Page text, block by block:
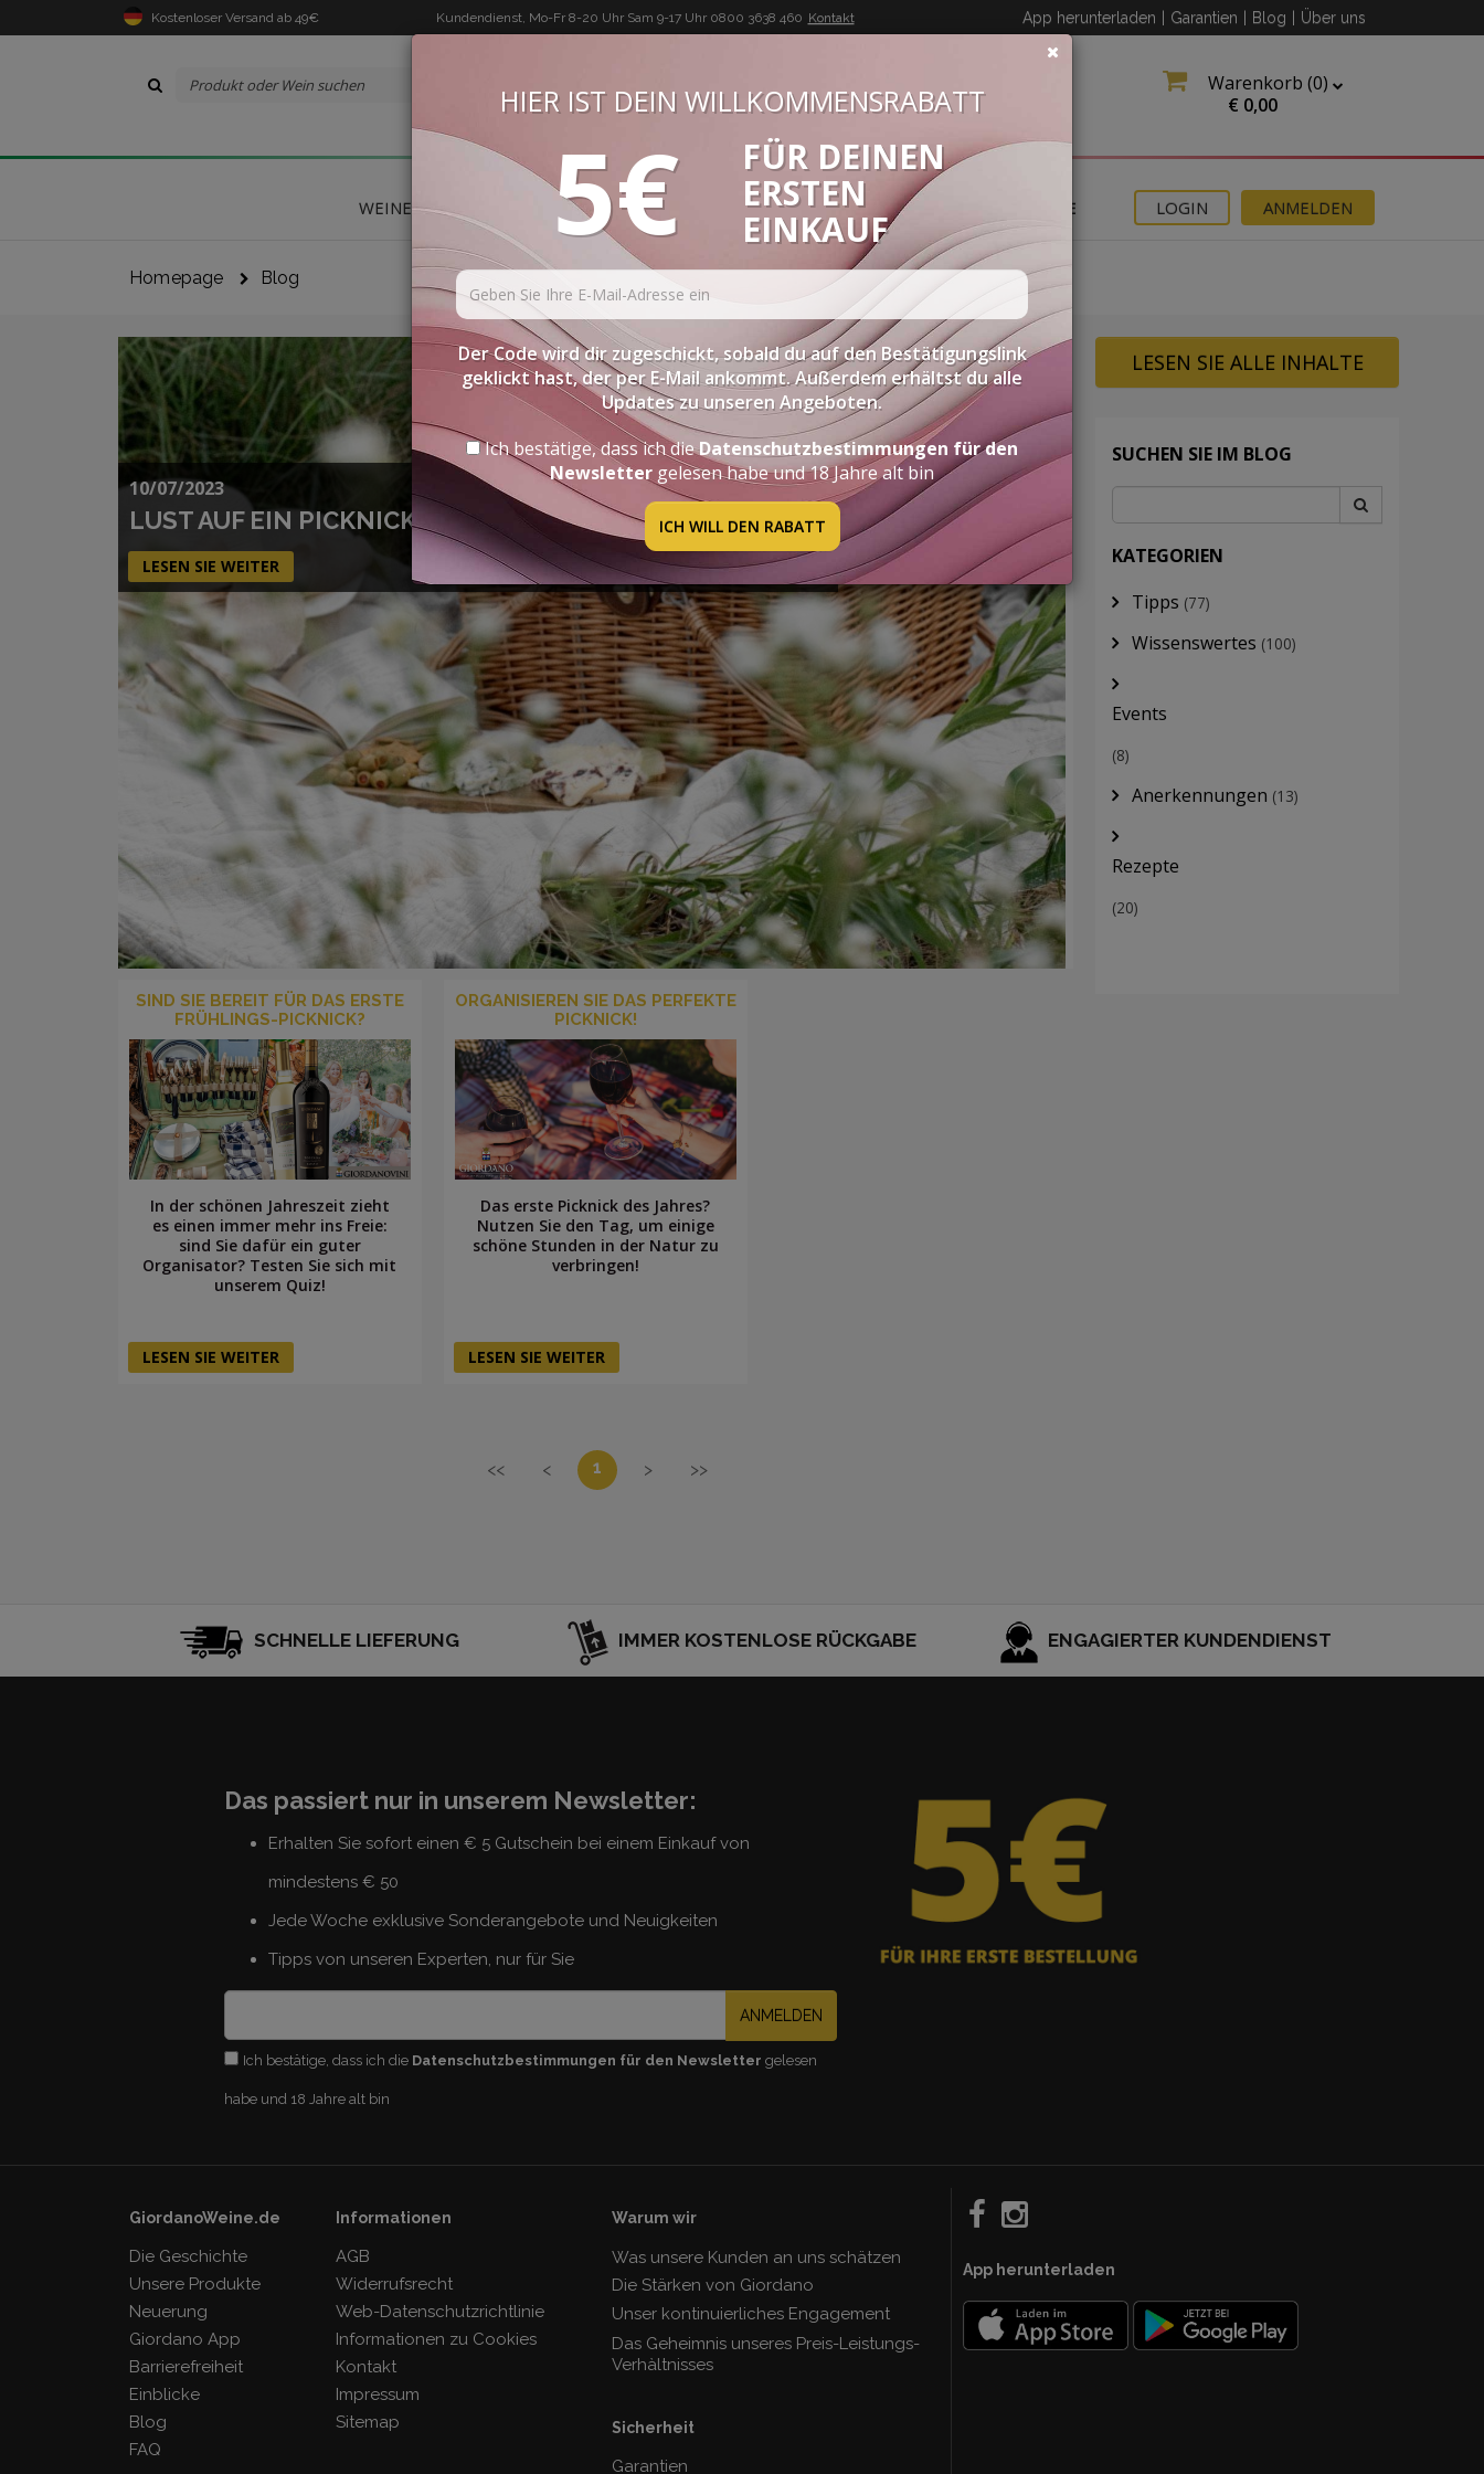
Kostenloser Versand ab 49€ Kundendienst, Mo-Fr 8-20 Uhr Sam 9-17 Uhr0800 3638 460 Kontakt App herunterladen Garantien Blog Über uns
Warenkorb (0)
€ 0,00
BUON VINO, BUONA VITA
WEINE DELIKATESSEN PROBIERPAKETE SPIRITOUSEN ZUBEHÖR ANGEBOTE ANMELDEN
LOGIN
Homepage Blog
10/07/2023
LUST AUF EIN PICKNICK ? HIER SIND DIE IDEALEN TOASTS
LESEN SIE WEITER
SIND SIE BEREIT FÜR DAS ERSTE
FRÜHLINGS-PICKNICK?
In der schönen Jahreszeit zieht
es einen immer mehr ins Freie:
sind Sie dafür ein guter
Organisator? Testen Sie sich mit
unserem Quiz!
LESEN SIE WEITER
ORGANISIEREN SIE DAS PERFEKTE
PICKNICK!
Das erste Picknick des Jahres?
Nutzen Sie den Tag, um einige
schöne Stunden in der Natur zu
verbringen!
LESEN SIE WEITER
LESEN SIE ALLE INHALTE
SUCHEN SIE IM BLOG
KATEGORIEN
Tipps (77)
Wissenswertes (100)
Events
(8)
Anerkennungen (13)
Rezepte
(20)
<< < 1 > >>
SCHNELLE LIEFERUNG IMMER KOSTENLOSE RÜCKGABE ENGAGIERTER KUNDENDIENST
Das passiert nur in unserem Newsletter:
Erhalten Sie sofort einen € 5 Gutschein bei einem Einkauf von
mindestens € 50
Jede Woche exklusive Sonderangebote und Neuigkeiten
Tipps von unseren Experten, nur für Sie
ANMELDEN
Ich bestätige, dass ich die Datenschutzbestimmungen für den Newsletter gelesen
habe und 18 Jahre alt bin
GiordanoWeine.de
Die Geschichte
Unsere Produkte
Neuerung
Giordano App
Barrierefreiheit
Einblicke
Blog
FAQ
Informationen
AGB
Widerrufsrecht
Web-Datenschutzrichtlinie
Informationen zu Cookies
Kontakt
Impressum
Sitemap
Warum wir
Was unsere Kunden an uns schätzen
Die Stärken von Giordano
Unser kontinuierliches Engagement
Das Geheimnis unseres Preis-Leistungs-
Verhàltnisses
Sicherheit
Garantien
App herunterladen
HIER IST DEIN WILLKOMMENSRABATT
5€
FÜR DEINEN
ERSTEN
EINKAUF
Der Code wird dir zugeschickt, sobald du auf den Bestätigungslink
geklickt hast, der per E-Mail ankommt. Außerdem erhältst du alle
Updates zu unseren Angeboten.
Ich bestätige, dass ich dieDatenschutzbestimmungen für den
Newsletter gelesen habe und 18 Jahre alt bin
ICH WILL DEN RABATT